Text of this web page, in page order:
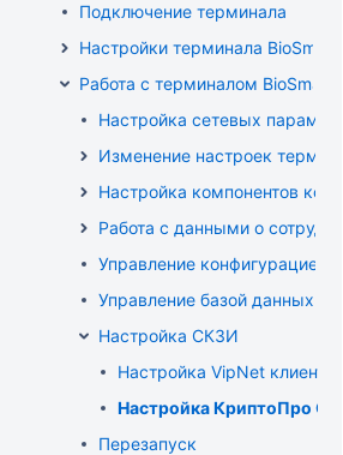
Подключение терминала
Настройки терминала BioSmart
Работа с терминалом BioSmart
Настройка сетевых
Изменение настроек
Настройка компонентов
Работа с данными о
Управление конфигурацией
Управление базой данных
Настройка СКЗИ
Настройка VipNet клиента
Настройка КриптоПро CSP
Перезапуск